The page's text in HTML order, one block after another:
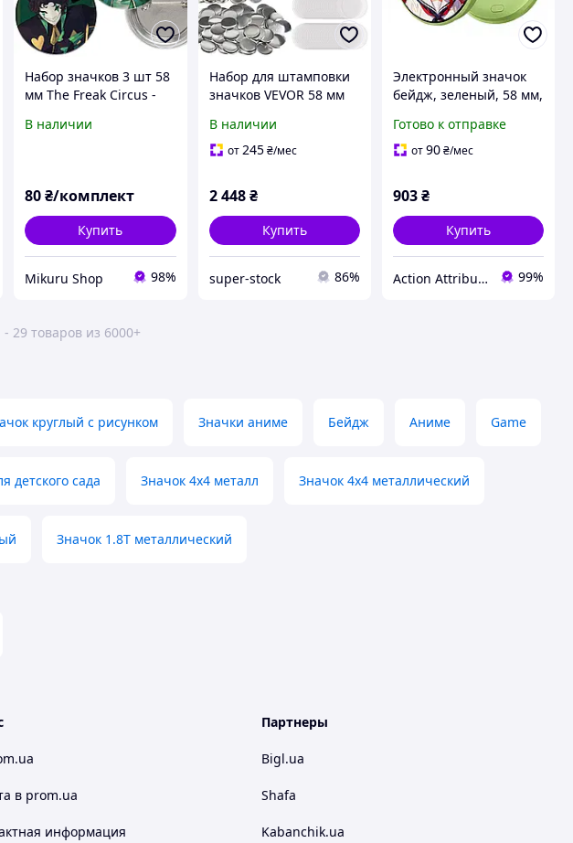
Набор значков 3 шт 58
мм The Freak Circus -
В наличии
80₴/комплект
Купить
Mikuru Shop 98%
Набор для штамповки
значков VEVOR 58 мм
В наличии
от245 ₴/мес
2 448 ₴
Купить
super-stock 86%
Электронный значок
бейдж, зеленый, 58 мм,
Готово к отправке
от90₴/мес
903₴
Купить
Action Attributes 99%
29 товаров из 6000+
круглый с рисунком Значки аниме Бейдж Аниме Game
детского сада Значок 4x4 металл Значок 4x4 металлический
Значок 1.8T металлический
в prom.ua
информация
Партнеры
Bigl.ua
Shafa
Kabanchik.ua